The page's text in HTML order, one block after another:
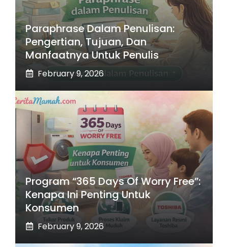
Paraphrase Dalam Penulisan:
Pengertian, Tujuan, Dan
Manfaatnya Untuk Penulis
February 9, 2026
Program “365 Days Of Worry Free”:
Kenapa Ini Penting Untuk
Konsumen
February 9, 2026